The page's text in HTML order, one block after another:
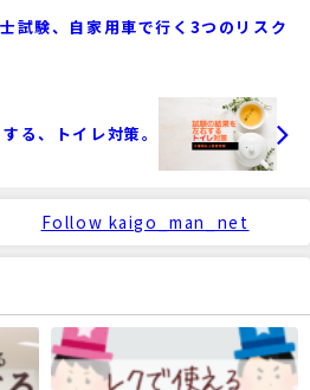
試験、自家用車で行く3つのリスク
る、トイレ対策。
Follow kaigo_man_net